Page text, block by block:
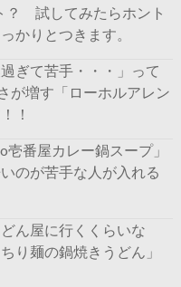
？ 試してみたらホント
かりとつきます。
ぎて苦手・・・」って
が増す「ローホルアレン
！
壱番屋カレー鍋スープ」
のが苦手な人が入れる
ん屋に行くくらいな
り麺の鍋焼きうどん」